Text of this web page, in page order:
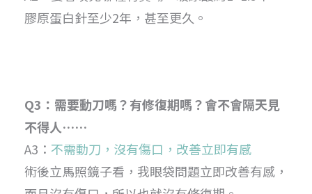
膠原蛋白針至少2年，甚至更久。
Q3：需要動刀嗎？有修復期嗎？會不會隔天見
不得人……
A3： 不需動刀，沒有傷口，改善立即有感
術後立馬照鏡子看，我眼袋問題立即改善有感，